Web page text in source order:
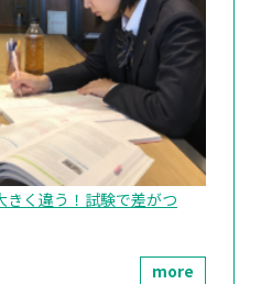
きく違う！試験で差がつ
more